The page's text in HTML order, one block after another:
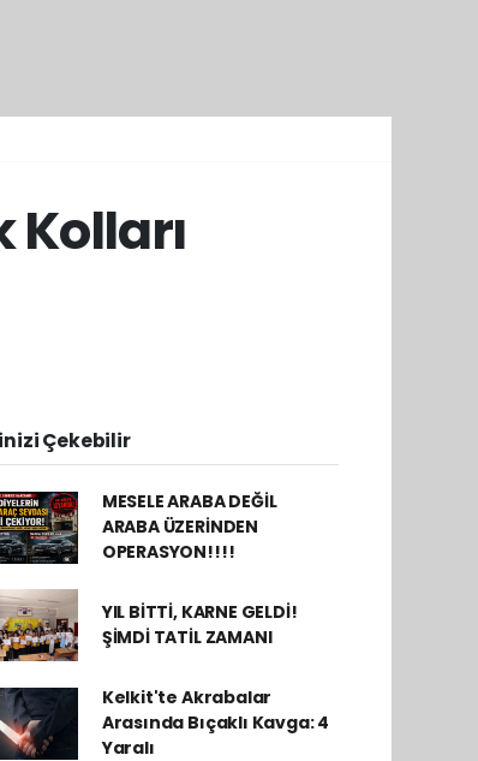
Çekebilir
MESELE ARABA DEĞİL
ARABA ÜZERİNDEN
OPERASYON!!!!
YIL BİTTİ, KARNE GELDİ!
ŞİMDİ TATİL ZAMANI
Kelkit'te Akrabalar
Arasında Bıçaklı Kavga: 4
Yaralı